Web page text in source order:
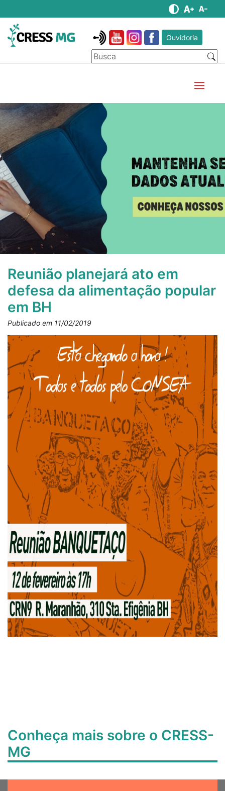
Ouvidoria
Reunião planejará ato em
defesa da alimentação popular
em BH
Publicado em 11/02/2019
Conheça mais sobre o CRESS-
MG